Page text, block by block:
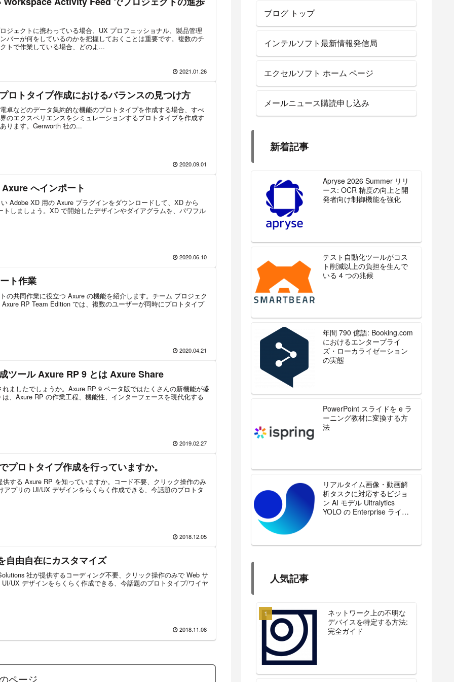
ジェクトに携わっている場合、UX プロフェッショナル、製品管理
バーが何をしているのかを把握しておくことは重要です。複数のチ
トで作業している場合、どのよ...
2021.01.26
ロトタイプ作成におけるバランスの見つけ方
卓などのデータ集約的な機能のプロトタイプを作成する場合、すべ
のエクスペリエンスをシミュレーションするプロトタイプを作成す
ります。Genworth 社の...
2020.09.01
へインポート
Adobe XD 用の Axure プラグインをダウンロードして、XD から
しましょう。XD で開始したデザインやダイアグラムを、パワフル
2020.06.10
ト作業
の共同作業に役立つ Axure の機能を紹介します。チーム プロジェク
RP Team Edition では、複数のユーザーが同時にプロトタイプ
2020.04.21
ツール Axure RP 9 とは Axure Share
ましたでしょうか。Axure RP 9 ベータ版ではたくさんの新機能が盛
、Axure RP の作業工程、機能性、インターフェースを現代化する
2019.02.27
プロトタイプ作成を行っていますか。
する Axure RP を知っていますか。コード不要、クリック操作のみ
アプリの UI/UX デザインをらくらく作成できる、今話題のプロトタ
2018.12.05
自由自在にカスタマイズ
社が提供するコーディング不要、クリック操作のみで Web サ
UX デザインをらくらく作成できる、今話題のプロトタイプ/ワイヤ
2018.11.08
ページ
ブログ トップ
インテルソフト最新情報発信局
エクセルソフト ホーム ページ
メールニュース購読申し込み
新着記事
Apryse 2026 Summer リリ
ース: OCR 精度の向上と開
発者向け制御機能を強化
テスト自動化ツールがコス
ト削減以上の負担を生んで
いる 4 つの兆候
年間 790 億語: Booking.com
におけるエンタープライ
ズ・ローカライゼーション
の実態
PowerPoint スライドを e ラ
ーニング教材に変換する方
法
リアルタイム画像・動画解
析タスクに対応するビジョ
ン AI モデル Ultralytics
YOLO の Enterprise ライセ
人気記事
ネットワーク上の不明な
デバイスを特定する方法:
完全ガイド